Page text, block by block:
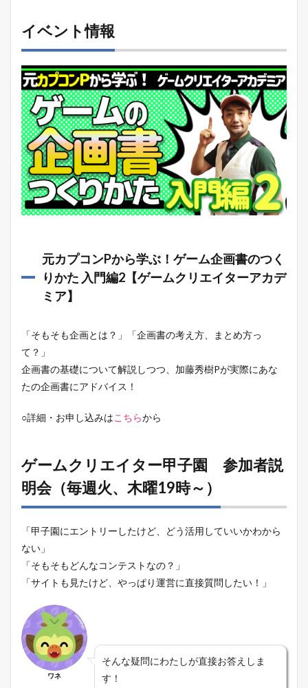
イベント情報
元カプコンPから学ぶ！ゲーム企画書のつく
りかた 入門編2【ゲームクリエイターアカデ
ミア】
「そもそも企画とは？」「企画書の考え方、まとめ方っ
て？」
企画書の基礎について解説しつつ、加藤秀樹Pが実際にあな
たの企画書にアドバイス！
○詳細・お申し込みはこちらから
ゲームクリエイター甲子園 参加者説
明会（毎週火、木曜19時～）
「甲子園にエントリーしたけど、どう活用していいかわから
ない」
「そもそもどんなコンテストなの？」
「サイトも見たけど、やっぱり運営に直接質問したい！」
ワネ
そんな疑問にわたしが直接お答えしま
す！